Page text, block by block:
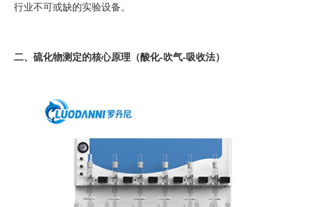
行业不可或缺的实验设备。
二、硫化物测定的核心原理（酸化-吹气-吸收法）